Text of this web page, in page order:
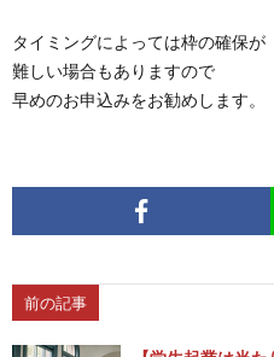
タイミングによっては枠の確保が
難しい場合もありますので
早めのお申込みをお勧めします。
前の記事